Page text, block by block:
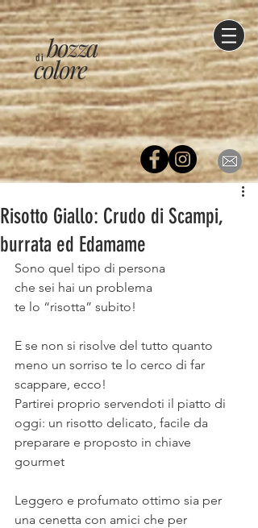
di
colore
bozza
Risotto Giallo: Crudo di Scampi,
burrata ed Edamame
Sono quel tipo di persona
che sei hai un problema
te lo “risotta” subito!
E se non si risolve del tutto quanto
meno un sorriso te lo cerco di far
scappare, ecco!
Partirei proprio servendoti il piatto di
oggi: un risotto delicato, facile da
preparare e proposto in chiave
gourmet
Leggero e profumato ottimo sia per
una cenetta con amici che per